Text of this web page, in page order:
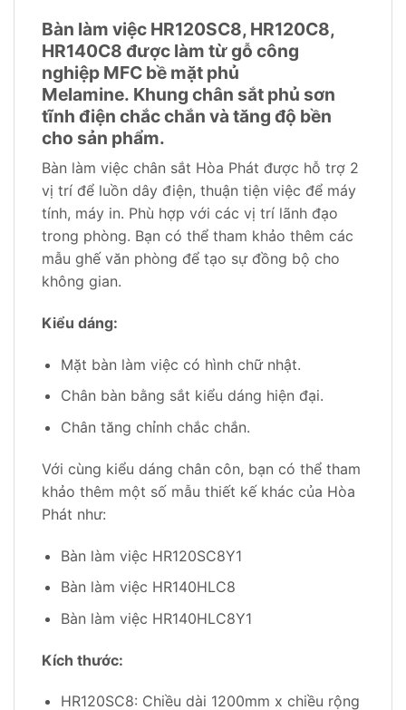
Bàn làm việc HR120SC8, HR120C8,
HR140C8 được làm từ gỗ công
nghiệp MFC bề mặt phủ
Melamine. Khung chân sắt phủ sơn
tĩnh điện chắc chắn và tăng độ bền
cho sản phẩm.
Bàn làm việc chân sắt Hòa Phát được hỗ trợ 2
vị trí để luồn dây điện, thuận tiện việc để máy
tính, máy in. Phù hợp với các vị trí lãnh đạo
trong phòng. Bạn có thể tham khảo thêm các
mẫu ghế văn phòng để tạo sự đồng bộ cho
không gian.
Kiểu dáng:
Mặt bàn làm việc có hình chữ nhật.
Chân bàn bằng sắt kiểu dáng hiện đại.
Chân tăng chỉnh chắc chắn.
Với cùng kiểu dáng chân côn, bạn có thể tham
khảo thêm một số mẫu thiết kế khác của Hòa
Phát như:
Bàn làm việc HR120SC8Y1
Bàn làm việc HR140HLC8
Bàn làm việc HR140HLC8Y1
Kích thước:
HR120SC8: Chiều dài 1200mm x chiều rộng